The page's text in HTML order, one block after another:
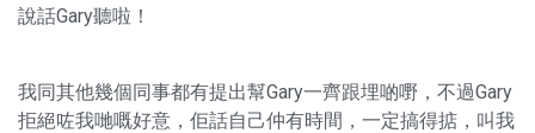
說話Gary聽啦！
我同其他幾個同事都有提出幫Gary一齊跟埋啲嘢，不過Gary
拒絕咗我哋嘅好意，佢話自己仲有時間，一定搞得掂，叫我